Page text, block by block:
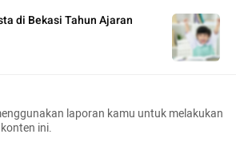
di Bekasi Tahun Ajaran
laporan kamu untuk melakukan
ini.